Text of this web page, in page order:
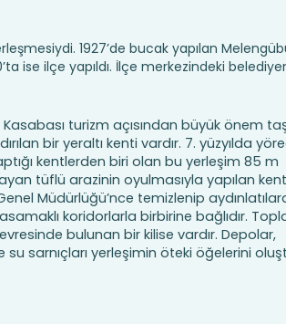
1927’de bucak yapılan
ise ilçe yapıldı. İlçe merkezindeki
turizm açısından büyük önem
bir yeraltı kenti vardır. 7. yüzyılda
kentlerden biri olan bu yerleşim 85 m
tüflü arazinin oyulmasıyla yapılan
Müdürlüğü’nce temizlenip
koridorlarla birbirine bağlıdır.
bulunan bir kilise vardır. Depolar,
sarnıçları yerleşimin öteki öğelerini